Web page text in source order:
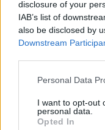
disclosure of your
IAB’s list of
also be disclosed by
Downstream
Personal Data
I want to opt-out
personal data.
Opted In